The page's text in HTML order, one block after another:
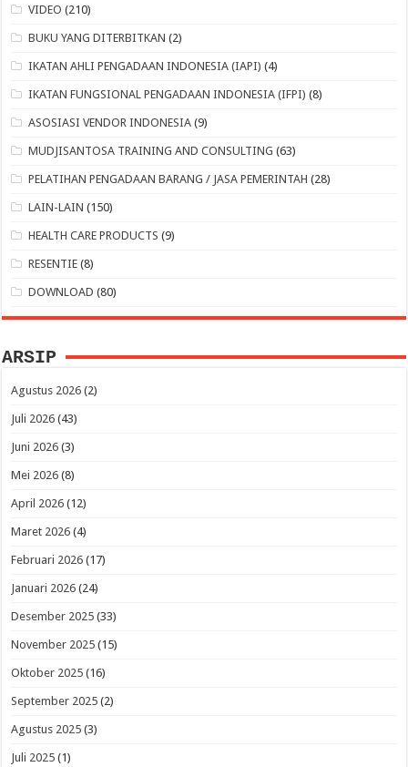
VIDEO (210)
BUKU YANG DITERBITKAN (2)
IKATAN AHLI PENGADAAN INDONESIA (IAPI) (4)
IKATAN FUNGSIONAL PENGADAAN INDONESIA (IFPI) (8)
ASOSIASI VENDOR INDONESIA (9)
MUDJISANTOSA TRAINING AND CONSULTING (63)
PELATIHAN PENGADAAN BARANG / JASA PEMERINTAH (28)
LAIN-LAIN (150)
HEALTH CARE PRODUCTS (9)
RESENTIE (8)
DOWNLOAD (80)
ARSIP
Agustus 2026 (2)
Juli 2026 (43)
Juni 2026 (3)
Mei 2026 (8)
April 2026 (12)
Maret 2026 (4)
Februari 2026 (17)
Januari 2026 (24)
Desember 2025 (33)
November 2025 (15)
Oktober 2025 (16)
September 2025 (2)
Agustus 2025 (3)
Juli 2025 (1)